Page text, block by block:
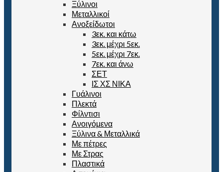
Ξύλινοι
Μεταλλικοί
Ανοξείδωτοι
3εκ. και κάτω
3εκ. μέχρι 5εκ.
5εκ. μέχρι 7εκ.
7εκ. και άνω
ΣΕΤ
ΙΣ ΧΣ ΝΙΚΑ
Γυάλινοι
Πλεκτά
Φίλντισι
Ανοιγόμενα
Ξύλινα & Μεταλλικά
Με πέτρες
Με Στρας
Πλαστικά